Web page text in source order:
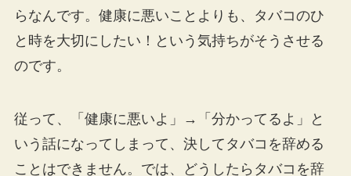
らなんです。健康に悪いことよりも、タバコのひ
と時を大切にしたい！という気持ちがそうさせる
のです。
従って、「健康に悪いよ」→「分かってるよ」と
いう話になってしまって、決してタバコを辞める
ことはできません。では、どうしたらタバコを辞